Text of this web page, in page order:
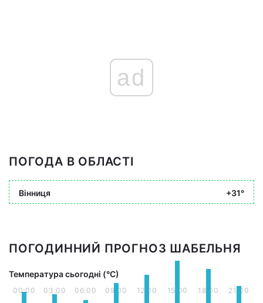
ad
ПОГОДА В ОБЛАСТІ
Вінниця +31°
ПОГОДИННИЙ ПРОГНОЗ ШАБЕЛЬНЯ
Температура сьогодні (°С)
00:00 03:00 06:00 09:00 12:00 15:00 18:00 21:00